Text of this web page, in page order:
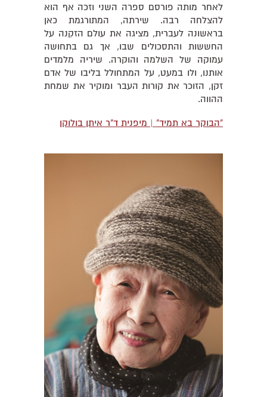
לאחר מותה פורסם ספרה השני וזכה אף הוא
להצלחה רבה. שירתה, המתורגמת כאן
בראשונה לעברית, מציגה את עולם הזקִנה על
החששות והתסכולים שבו, אך גם בתחושה
עמוקה של השלמה והוקרה. שיריה מלמדים
אותנו, ולו במעט, על המתחולל בליבו של אדם
זקן, הזוכר את קורות העבר ומוקיר את שמחת
ההווה.
"הבוקר בא תמיד" | מיפנית ד"ר איתן בולוקן